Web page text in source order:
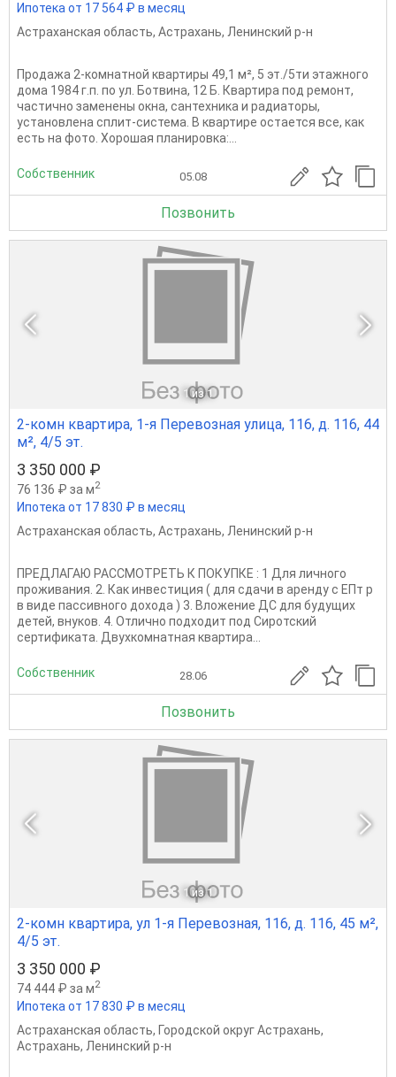
Ипотека от 17 564 ₽ в месяц
Астраханская область, Астрахань, Ленинский р-н
Продажа 2-комнатной квартиры 49,1 м², 5 эт./5ти этажного
дома 1984 г.п. по ул. Ботвина, 12 Б. Квартира под ремонт,
частично заменены окна, сантехника и радиаторы,
установлена сплит-система. В квартире остается все, как
есть на фото. Хорошая планировка:...
Собственник 05.08
Позвонить
1 из 1
2-комн квартира, 1-я Перевозная улица, 116, д. 116, 44
м², 4/5 эт.
3 350 000 ₽
76 136 ₽ за м2
Ипотека от 17 830 ₽ в месяц
Астраханская область, Астрахань, Ленинский р-н
ПРЕДЛАГАЮ РАССМОТРЕТЬ К ПОКУПКЕ : 1 Для личного
проживания. 2. Как инвестиция ( для сдачи в аренду с ЕПт р
в виде пассивного дохода ) 3. Вложение ДС для будущих
детей, внуков. 4. Отлично подходит под Сиротский
сертификата. Двухкомнатная квартира...
Собственник 28.06
Позвонить
1 из 1
2-комн квартира, ул 1-я Перевозная, 116, д. 116, 45 м²,
4/5 эт.
3 350 000 ₽
74 444 ₽ за м2
Ипотека от 17 830 ₽ в месяц
Астраханская область, Городской округ Астрахань,
Астрахань, Ленинский р-н